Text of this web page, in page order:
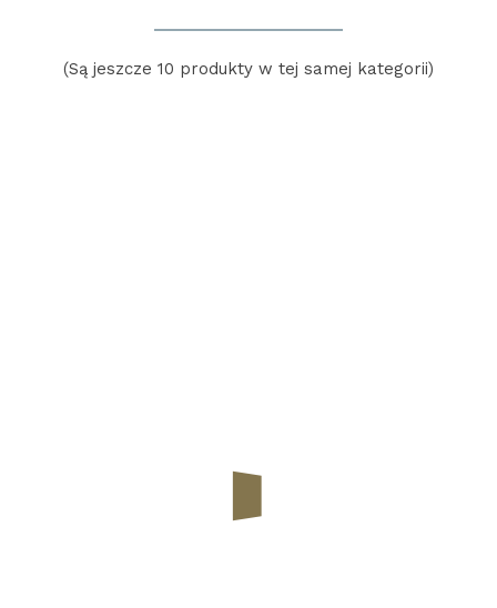
(Są jeszcze 10 produkty w tej samej kategorii)